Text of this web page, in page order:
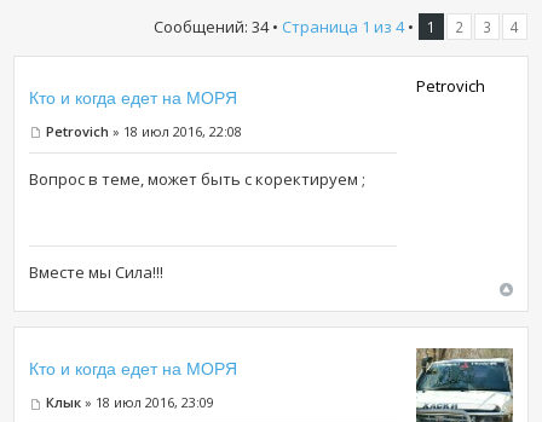
Сообщений: 34 • Страница 1 из 4• 1 2 3 4
Кто и когда едет на МОРЯ
Petrovich » 18 июл 2016, 22:08
Вопрос в теме, может быть с коректируем ;
Вместе мы Сила!!!
Petrovich
Кто и когда едет на МОРЯ
Клык » 18 июл 2016, 23:09